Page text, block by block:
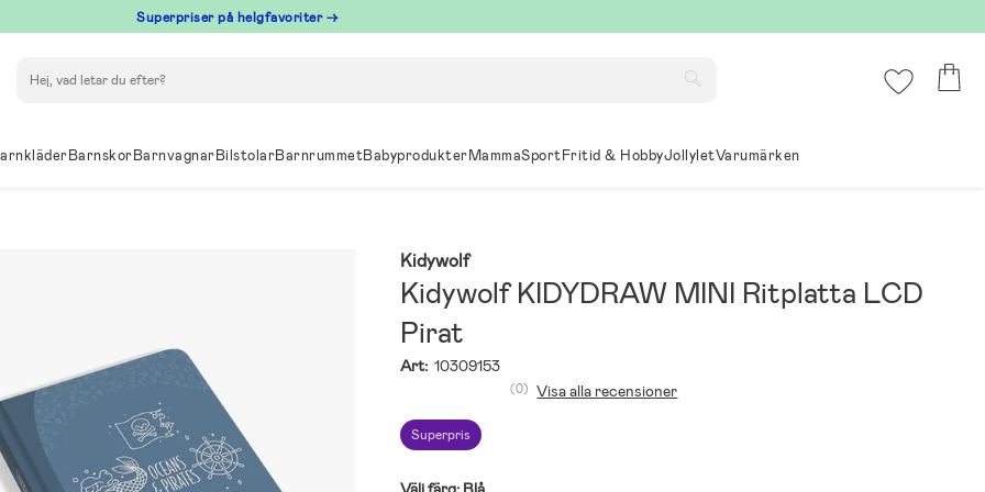
Superpriser på helgfavoriter →
BarnskorBarnvagnarBilstolarBarnrummetBabyprodukterMammaSportFritid & HobbyJollyletVarumärken
Kidywolf
Kidywolf KIDYDRAW MINI Ritplatta LCD
Pirat
Art: 10309153
Superpris
(0) Visa alla recensioner